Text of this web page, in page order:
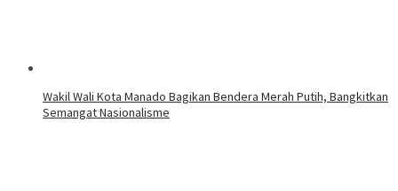
Wakil Wali Kota Manado Bagikan Bendera Merah Putih, Bangkitkan
Semangat Nasionalisme